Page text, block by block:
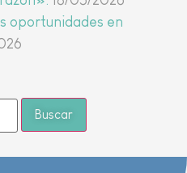
oportunidades en